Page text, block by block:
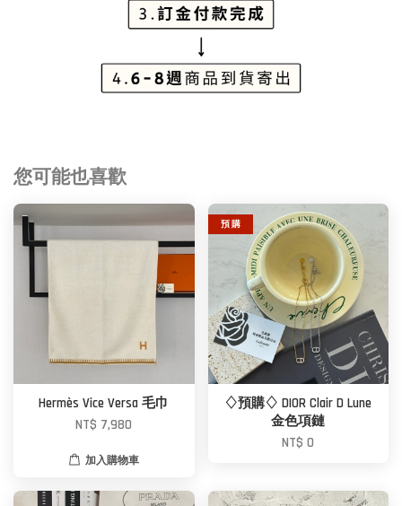
您可能也喜歡
Hermès Vice Versa 毛巾
NT$ 7,980
加入購物車
預 購
♢預購♢ DIOR Clair D Lune
金色項鏈
NT$ 0